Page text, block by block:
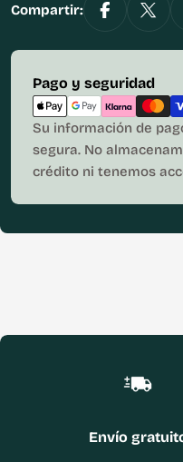
Compartir:
Pago y seguridad
Métodos
de
pago
Su información de
segura. No
crédito ni tenemos
Envío